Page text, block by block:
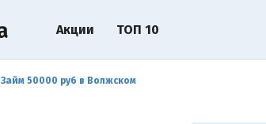
Займ 50000 руб в Волжском
Акции ТОП 10